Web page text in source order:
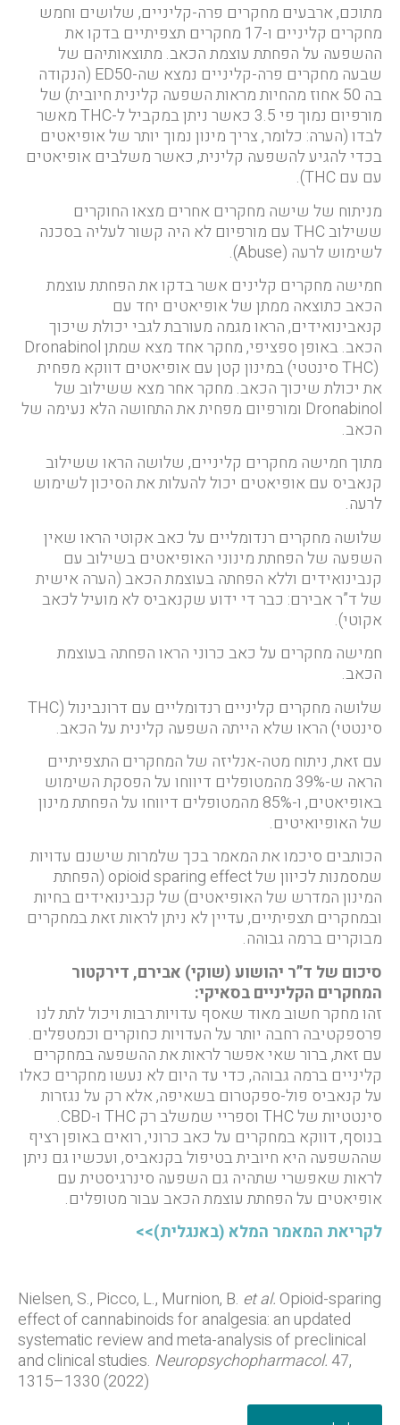
מתוכם, ארבעים מחקרים פרה-קליניים, שלושים וחמש
מחקרים קליניים ו-17 מחקרים תצפיתיים בדקו את
ההשפעה על הפחתת עוצמת הכאב. מתוצאותיהם של
שבעה מחקרים פרה-קליניים נמצא שה-ED50 (הנקודה
בה 50 אחוז מהחיות מראות השפעה קלינית חיובית) של
מורפיום נמוך פי 3.5 כאשר ניתן במקביל ל-THC מאשר
לבדו (הערה: כלומר, צריך מינון נמוך יותר של אופיאטים
בכדי להגיע להשפעה קלינית, כאשר משלבים אופיאטים
עם עם THC).
מניתוח של שישה מחקרים אחרים מצאו החוקרים
ששילוב THC עם מורפיום לא היה קשור לעליה בסכנה
לשימוש לרעה (Abuse).
חמישה מחקרים קלינים אשר בדקו את הפחתת עוצמת
הכאב כתוצאה ממתן של אופיאטים יחד עם
קנאבינואידים, הראו מגמה מעורבת לגבי יכולת שיכוך
הכאב. באופן ספציפי, מחקר אחד מצא שמתן Dronabinol
(THC סינטטי) במינון קטן עם אופיאטים דווקא מפחית
את יכולת שיכוך הכאב. מחקר אחר מצא ששילוב של
Dronabinol ומורפיום מפחית את התחושה הלא נעימה של
הכאב.
מתוך חמישה מחקרים קליניים, שלושה הראו ששילוב
קנאביס עם אופיאטים יכול להעלות את הסיכון לשימוש
לרעה.
שלושה מחקרים רנדומליים על כאב אקוטי הראו שאין
השפעה של הפחתת מינוני האופיאטים בשילוב עם
קנבינואידים וללא הפחתה בעוצמת הכאב (הערה אישית
של ד”ר אבירם: כבר די ידוע שקנאביס לא מועיל לכאב
אקוטי).
חמישה מחקרים על כאב כרוני הראו הפחתה בעוצמת
הכאב.
שלושה מחקרים קליניים רנדומליים עם דרונבינול (THC
סינטטי) הראו שלא הייתה השפעה קלינית על הכאב.
עם זאת, ניתוח מטה-אנליזה של המחקרים התצפיתיים
הראה ש-39% מהמטופלים דיווחו על הפסקת השימוש
באופיאטים, ו-85% מהמטופלים דיווחו על הפחתת מינון
של האופיואיטים.
הכותבים סיכמו את המאמר בכך שלמרות שישנם עדויות
שמסמנות לכיוון של opioid sparing effect (הפחתת
המינון המדרש של האופיאטים) של קנבינואידים בחיות
ובמחקרים תצפיתיים, עדיין לא ניתן לראות זאת במחקרים
מבוקרים ברמה גבוהה.
סיכום של ד”ר יהושוע (שוקי) אבירם, דירקטור
המחקרים הקליניים בסאיקי:
זהו מחקר חשוב מאוד שאסף עדויות רבות ויכול לתת לנו
פרספקטיבה רחבה יותר על העדויות כחוקרים וכמטפלים.
עם זאת, ברור שאי אפשר לראות את ההשפעה במחקרים
קליניים ברמה גבוהה, כדי עד היום לא נעשו מחקרים כאלו
על קנאביס פול-ספקטרום בשאיפה, אלא רק על נגזרות
סינטטיות של THC וספריי שמשלב רק THC ו-CBD.
בנוסף, דווקא במחקרים על כאב כרוני, רואים באופן רציף
שההשפעה היא חיובית בטיפול בקנאביס, ועכשיו גם ניתן
לראות שאפשרי שתהיה גם השפעה סינרגיסטית עם
אופיאטים על הפחתת עוצמת הכאב עבור מטופלים.
לקריאת המאמר המלא (באנגלית)>>
Nielsen, S., Picco, L., Murnion, B. et al.Opioid-sparing
effect of cannabinoids for analgesia: an updated
systematic review and meta-analysis of preclinical
and clinical studies. Neuropsychopharmacol. 47,
1315–1330 (2022)